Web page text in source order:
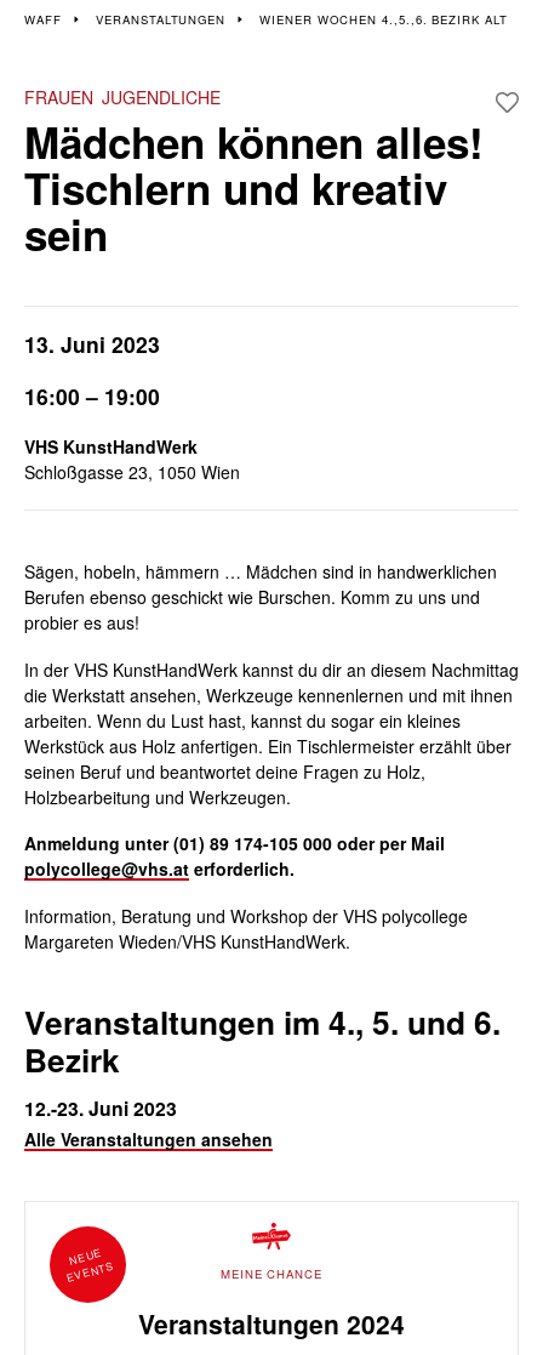
Veranstaltungen im 4., 5.
und 6. Bezirk
Wiener Wochen für Beruf und Weiterbildung | 4. - 15. November
WAFF VERANSTALTUNGEN WIENER WOCHEN 4.,5.,6. BEZIRK ALT
FRAUEN JUGENDLICHE
Mädchen können alles!
Tischlern und kreativ
sein
13. Juni 2023
16:00 – 19:00
VHS KunstHandWerk
Schloßgasse 23, 1050 Wien
Sägen, hobeln, hämmern … Mädchen sind in handwerklichen
Berufen ebenso geschickt wie Burschen. Komm zu uns und
probier es aus!
In der VHS KunstHandWerk kannst du dir an diesem Nachmittag
die Werkstatt ansehen, Werkzeuge kennenlernen und mit ihnen
arbeiten. Wenn du Lust hast, kannst du sogar ein kleines
Werkstück aus Holz anfertigen. Ein Tischlermeister erzählt über
seinen Beruf und beantwortet deine Fragen zu Holz,
Holzbearbeitung und Werkzeugen.
Anmeldung unter (01) 89 174-105 000 oder per Mail
polycollege@vhs.at erforderlich.
Information, Beratung und Workshop der VHS polycollege
Margareten Wieden/VHS KunstHandWerk.
Veranstaltungen im 4., 5. und 6.
Bezirk
12.-23. Juni 2023
Alle Veranstaltungen ansehen
MEINE CHANCE
Veranstaltungen 2024
NEUE
EVENTS